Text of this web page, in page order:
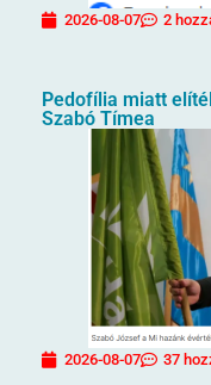
2026-08-07 2
Pedofília miatt
Szabó Tímea
2026-08-07 37